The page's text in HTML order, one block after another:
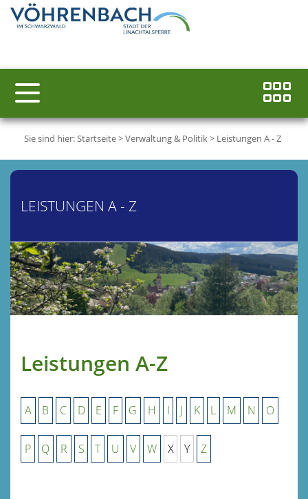
Sie sind hier:Startseite>Verwaltung & Politik> Leistungen A - Z
LEISTUNGEN A - Z
Leistungen A-Z
A B C D E F G H I J K L M N O
P Q R S T U V W X Y Z